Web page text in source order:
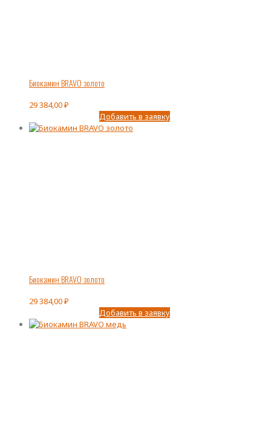
Биокамин BRAVO золото
29 384,00₽
Добавить в заявку
Биокамин BRAVO золото
29 384,00₽
Добавить в заявку